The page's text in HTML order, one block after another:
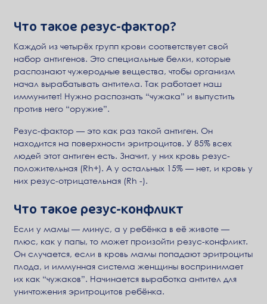
Что такое резус-фактор?
Каждой из четырёх групп крови соответствует свой
набор антигенов. Это специальные белки, которые
распознают чужеродные вещества, чтобы организм
начал вырабатывать антитела. Так работает наш
иммунитет! Нужно распознать “чужака” и выпустить
против него “оружие”.
Резус-фактор — это как раз такой антиген. Он
находится на поверхности эритроцитов. У 85% всех
людей этот антиген есть. Значит, у них кровь резус-
положительная (Rh+). А у остальных 15% — нет, и кровь у
них резус-отрицательная (Rh -).
Что такое резус-конфликт
Если у мамы — минус, а у ребёнка в её животе —
плюс, как у папы, то может произойти резус-конфликт.
Он случается, если в кровь мамы попадают эритроциты
плода, и иммунная система женщины воспринимает
их как “чужаков”. Начинается выработка антител для
уничтожения эритроцитов ребёнка.